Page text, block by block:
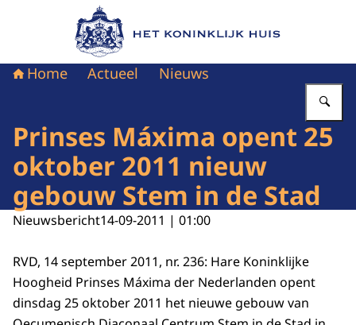
Naar de homepage van Het Koninklijk Huis
Home Actueel Nieuws
Prinses Máxima opent 25
oktober 2011 nieuw
gebouw Stem in de Stad
Nieuwsbericht14-09-2011 | 01:00
RVD, 14 september 2011, nr. 236: Hare Koninklijke
Hoogheid Prinses Máxima der Nederlanden opent
dinsdag 25 oktober 2011 het nieuwe gebouw van